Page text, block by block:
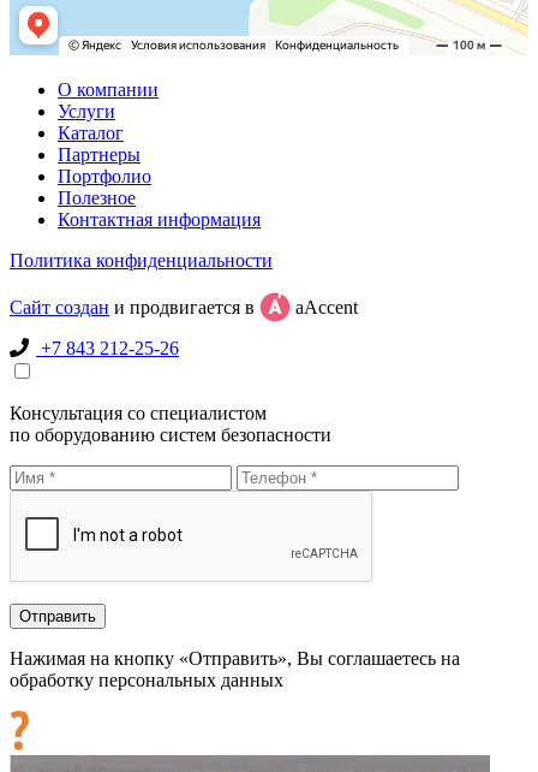
О компании
Услуги
Каталог
Партнеры
Портфолио
Полезное
Контактная информация
Политика конфиденциальности
Сайт создан и продвигается в
aAccent
+7 843 212-25-26
Консультация со специалистом
по оборудованию систем безопасности
Нажимая на кнопку «Отправить», Вы соглашаетесь на
обработку персональных данных